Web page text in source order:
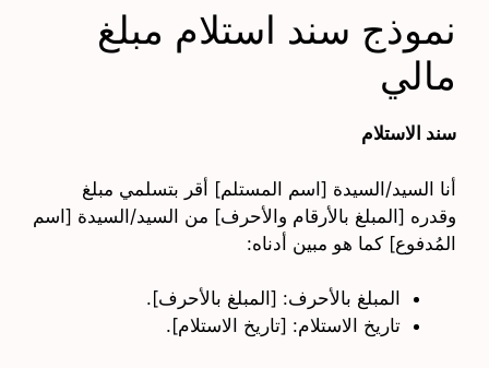
نموذج سند استلام مبلغ
مالي
سند الاستلام
أنا السيد/السيدة [اسم المستلم] أقر بتسلمي مبلغ
وقدره [المبلغ بالأرقام والأحرف] من السيد/السيدة [اسم
المُدفوع] كما هو مبين أدناه:
المبلغ بالأحرف: [المبلغ بالأحرف].
تاريخ الاستلام: [تاريخ الاستلام].